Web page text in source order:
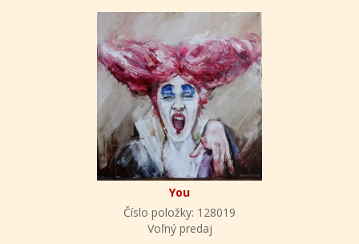
You
Číslo položky: 128019
Voľný predaj